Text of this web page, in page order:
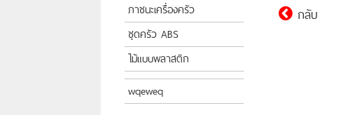
ภาชนะเครื่องครัว
ชุดครัว ABS
ไม้แบบพลาสติก
wqeweq
กลับ